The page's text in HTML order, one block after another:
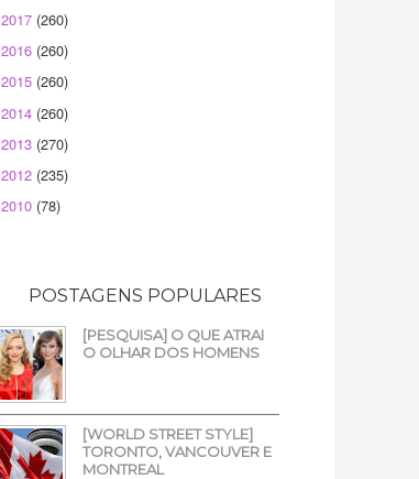
2017 (260)
2016 (260)
2015 (260)
2014 (260)
2013 (270)
2012 (235)
2010 (78)
POSTAGENS POPULARES
[PESQUISA] O QUE ATRAI
O OLHAR DOS HOMENS
[WORLD STREET STYLE]
TORONTO, VANCOUVER E
MONTREAL